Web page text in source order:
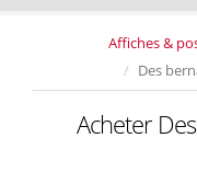
Affiches &
Des
Acheter